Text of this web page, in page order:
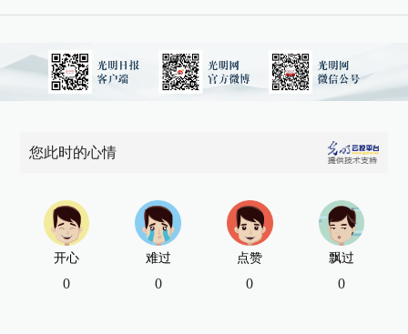
您此时的心情
开心
0
难过
0
点赞
0
飘过
0